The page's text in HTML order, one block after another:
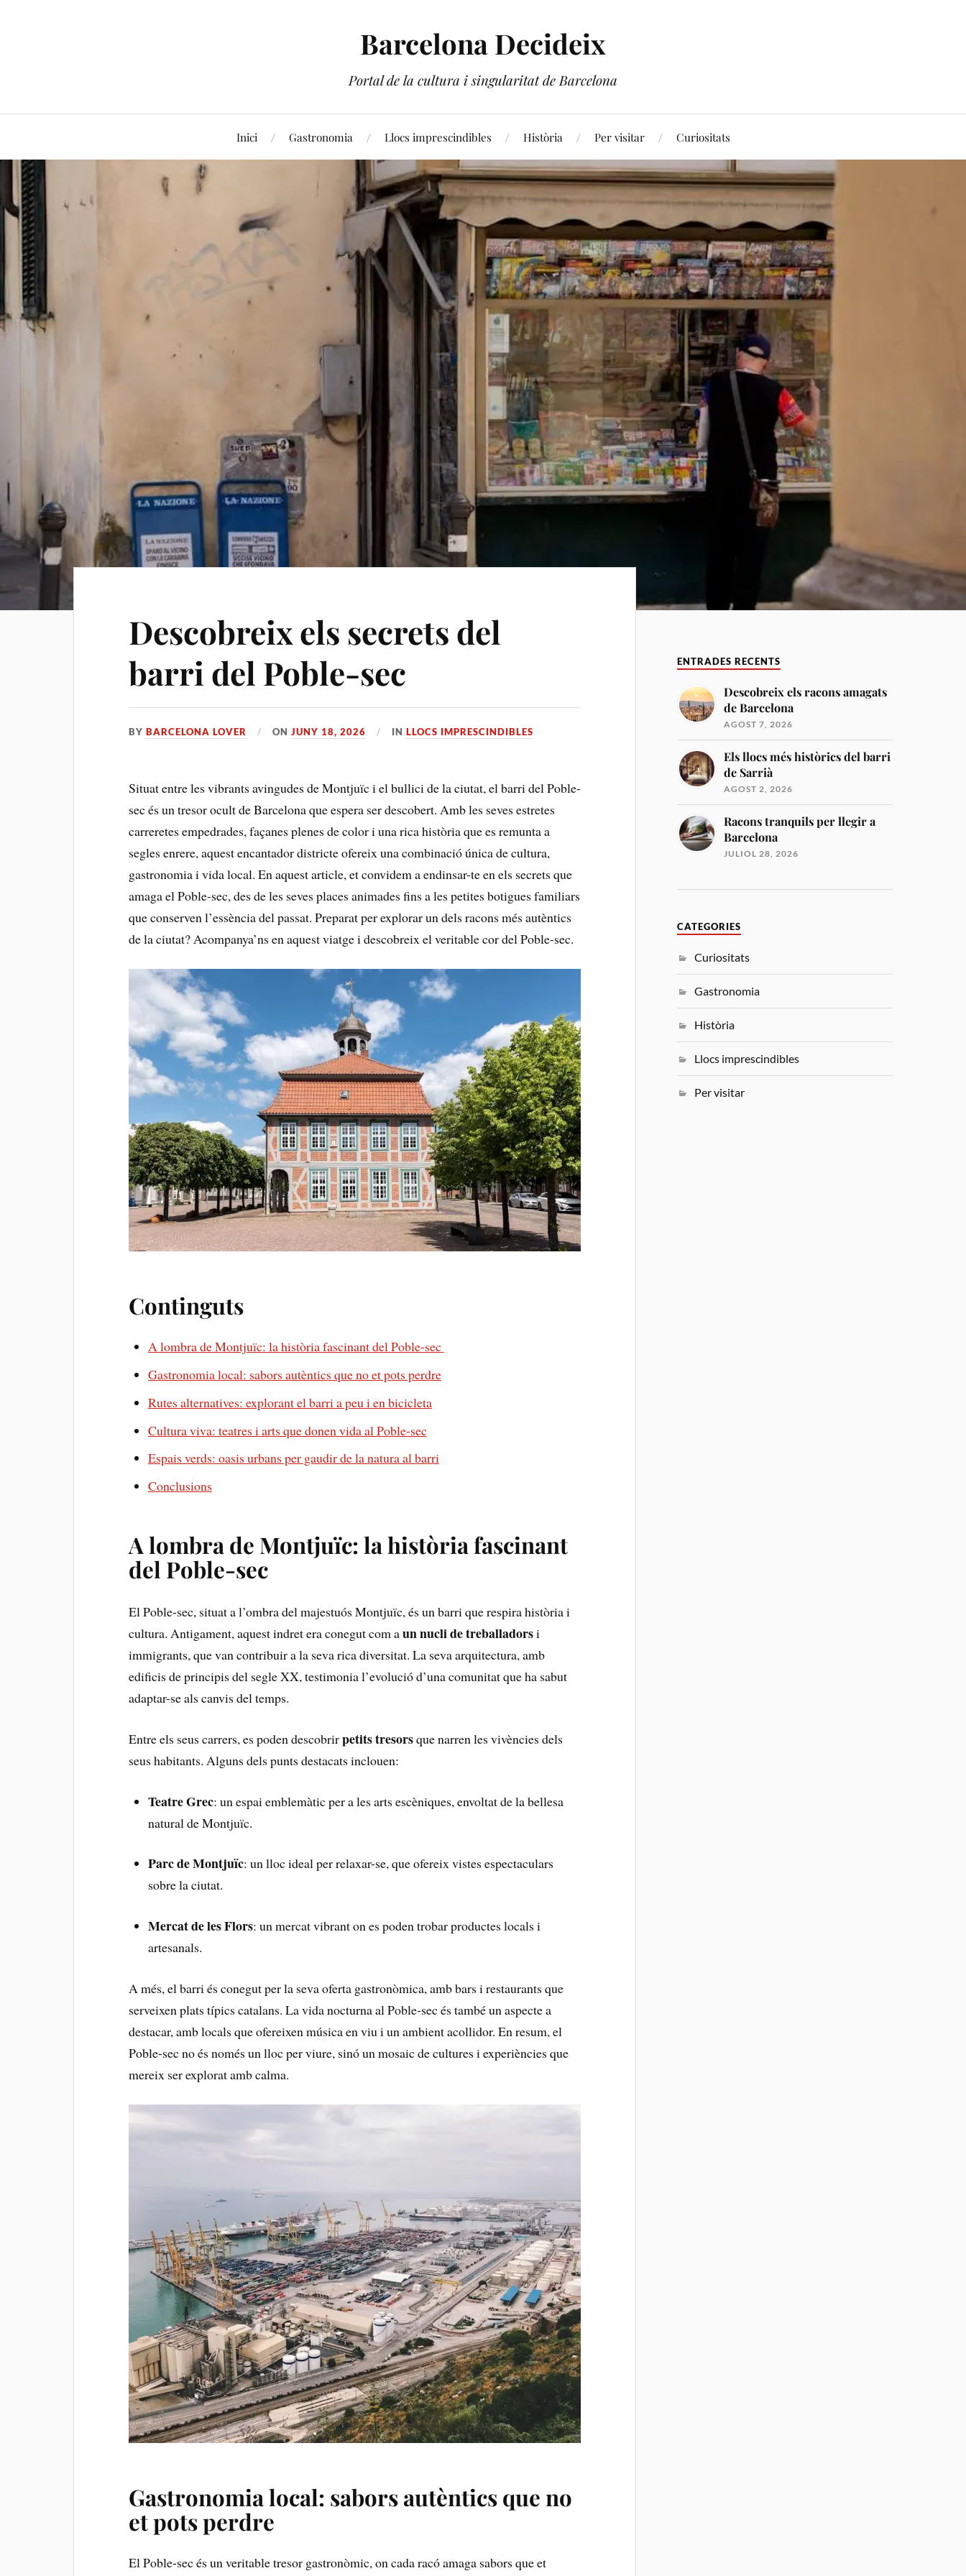
Barcelona Decideix
Portal de la cultura i singularitat de Barcelona
Inici Gastronomia Llocs imprescindibles Història Per visitar Curiositats
Descobreix els secrets del
barri del Poble-sec
BYBARCELONA LOVER ONJUNY 18, 2026 INLLOCS IMPRESCINDIBLES
Situat entre les vibrants avingudes de Montjuïc i el bullici de la ciutat, el barri del Poble-
sec és un​ tresor ocult de Barcelona que espera ser descobert. ⁢Amb les seves estretes
carreretes empedrades, façanes plenes de‌ color i una rica història que es remunta a
segles enrere, aquest encantador districte ⁢ofereix una combinació única de‌ cultura,
gastronomia i vida local. En aquest article, ⁣et convidem a endinsar-te en ⁢els secrets ‌que
amaga el Poble-sec, des de les seves places animades fins a les petites botigues familiars
que conserven l’essència del passat.​ Preparat​ per explorar ⁢un dels ⁣racons més autèntics
de la ciutat? Acompanya’ns en aquest viatge i descobreix el veritable cor del Poble-sec.
Continguts
A lombra de Montjuïc: la ⁤història fascinant del⁣ Poble-sec ​
Gastronomia local: sabors autèntics‍ que no et pots perdre⁤
Rutes alternatives: explorant el barri a peu i en bicicleta
Cultura viva:⁢ teatres i arts que donen vida al Poble-sec
Espais ⁢verds: oasis urbans per gaudir de la natura al barri
Conclusions
A lombra de Montjuïc: la història⁤ fascinant
del Poble-sec
El⁤ Poble-sec, situat a l’ombra del majestuós Montjuïc, és un barri que respira història i
cultura. Antigament, aquest indret era conegut com aun nucli⁢ de treballadorsi
immigrants, ​que van contribuir a la seva rica diversitat. La⁣ seva arquitectura, amb
edificis de principis del segle ​XX, testimonia l’evolució d’una ⁣comunitat que ha sabut
adaptar-se als canvis del temps.
Entre els seus carrers, es poden descobrirpetits ​tresorsque narren les vivències dels
seus habitants.⁢ Alguns dels⁣ punts destacats inclouen:
Teatre Grec: un espai ⁢emblemàtic per a les arts escèniques, envoltat de la bellesa
natural de Montjuïc.
Parc ​de Montjuïc: un lloc ideal per relaxar-se, que ofereix ⁣vistes espectaculars
sobre la ciutat.
Mercat de ​les Flors: un mercat vibrant on es ⁣poden trobar productes locals i
artesanals.
A més, ‍el barri és conegut per la ⁣seva oferta gastronòmica, amb bars i restaurants que
serveixen plats típics catalans. La ​vida nocturna al Poble-sec és​ també un aspecte a
destacar, amb locals que ofereixen música en viu i un ambient ‌acollidor. En resum, el‌
Poble-sec no és només un ‍lloc per viure, sinó un mosaic de cultures i experiències ⁣que
mereix ser explorat amb calma.
Gastronomia​ local: sabors autèntics que no
⁢et ‌pots perdre
El Poble-sec és un veritable tresor gastronòmic, on cada racó amaga sabors que et
ENTRADES RECENTS
Descobreix els racons amagats
de Barcelona
AGOST 7, 2026
Els llocs més històrics del barri
de Sarrià
AGOST 2, 2026
Racons tranquils per llegir a
Barcelona
JULIOL 28, 2026
CATEGORIES
Curiositats
Gastronomia
Història
Llocs imprescindibles
Per visitar